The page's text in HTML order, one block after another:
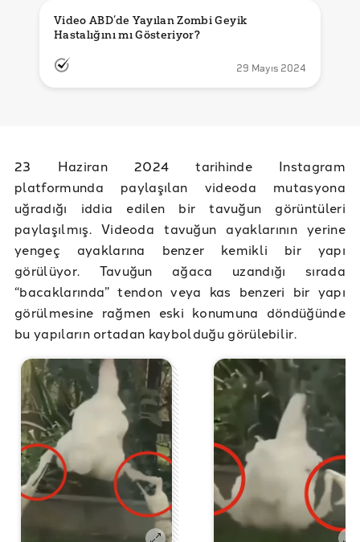
Video ABD’de Yayılan Zombi Geyik
Hastalığını mı Gösteriyor?
29 Mayıs 2024
23 Haziran 2024 tarihinde Instagram
platformunda paylaşılan videoda mutasyona
uğradığı iddia edilen bir tavuğun görüntüleri
paylaşılmış. Videoda tavuğun ayaklarının yerine
yengeç ayaklarına benzer kemikli bir yapı
görülüyor. Tavuğun ağaca uzandığı sırada
“bacaklarında” tendon veya kas benzeri bir yapı
görülmesine rağmen eski konumuna döndüğünde
bu yapıların ortadan kaybolduğu görülebilir.